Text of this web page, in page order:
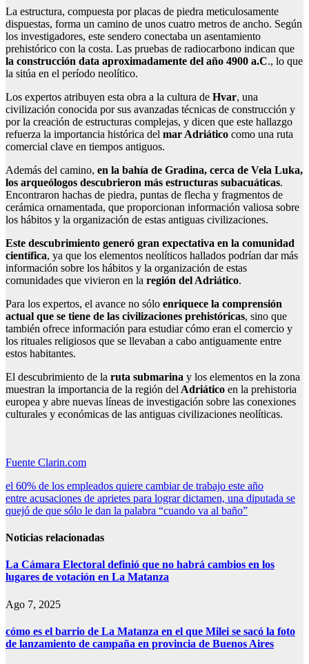
La estructura, compuesta por placas de piedra meticulosamente
dispuestas, forma un camino de unos cuatro metros de ancho. Según
los investigadores, este sendero conectaba un asentamiento
prehistórico con la costa. Las pruebas de radiocarbono indican que
la construcción data aproximadamente del año 4900 a.C., lo que
la sitúa en el período neolítico.
Los expertos atribuyen esta obra a la cultura de Hvar, una
civilización conocida por sus avanzadas técnicas de construcción y
por la creación de estructuras complejas, y dicen que este hallazgo
refuerza la importancia histórica del mar Adriático como una ruta
comercial clave en tiempos antiguos.
Además del camino, en la bahía de Gradina, cerca de Vela Luka,
los arqueólogos descubrieron más estructuras subacuáticas.
Encontraron hachas de piedra, puntas de flecha y fragmentos de
cerámica ornamentada, que proporcionan información valiosa sobre
los hábitos y la organización de estas antiguas civilizaciones.
Este descubrimiento generó gran expectativa en la comunidad
científica, ya que los elementos neolíticos hallados podrían dar más
información sobre los hábitos y la organización de estas
comunidades que vivieron en la región del Adriático.
Para los expertos, el avance no sólo enriquece la comprensión
actual que se tiene de las civilizaciones prehistóricas, sino que
también ofrece información para estudiar cómo eran el comercio y
los rituales religiosos que se llevaban a cabo antiguamente entre
estos habitantes.
El descubrimiento de la ruta submarina y los elementos en la zona
muestran la importancia de la región del Adriático en la prehistoria
europea y abre nuevas líneas de investigación sobre las conexiones
culturales y económicas de las antiguas civilizaciones neolíticas.
Fuente Clarin.com
Navegación
de
el 60% de los empleados quiere cambiar de trabajo este año
entre acusaciones de aprietes para lograr dictamen, una diputada se
quejó de que sólo le dan la palabra “cuando va al baño”
Noticias relacionadas
La Cámara Electoral definió que no habrá cambios en los
lugares de votación en La Matanza
Ago 7, 2025
cómo es el barrio de La Matanza en el que Milei se sacó la foto
de lanzamiento de campaña en provincia de Buenos Aires